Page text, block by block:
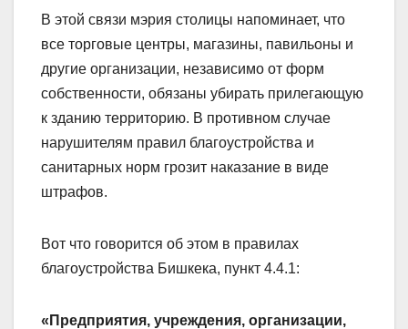
В этой связи мэрия столицы напоминает, что
все торговые центры, магазины, павильоны и
другие организации, независимо от форм
собственности, обязаны убирать прилегающую
к зданию территорию. В противном случае
нарушителям правил благоустройства и
санитарных норм грозит наказание в виде
штрафов.
Вот что говорится об этом в правилах
благоустройства Бишкека, пункт 4.4.1:
«Предприятия, учреждения, организации,